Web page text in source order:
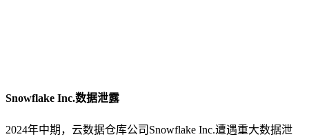
Snowflake Inc.数据泄露
2024年中期，云数据仓库公司Snowflake Inc.遭遇重大数据泄